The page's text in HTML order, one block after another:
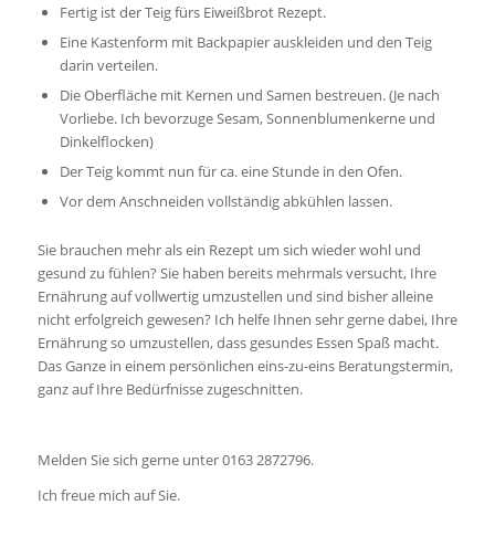
Fertig ist der Teig fürs Eiweißbrot Rezept.
Eine Kastenform mit Backpapier auskleiden und den Teig
darin verteilen.
Die Oberfläche mit Kernen und Samen bestreuen. (Je nach
Vorliebe. Ich bevorzuge Sesam, Sonnenblumenkerne und
Dinkelflocken)
Der Teig kommt nun für ca. eine Stunde in den Ofen.
Vor dem Anschneiden vollständig abkühlen lassen.
Sie brauchen mehr als ein Rezept um sich wieder wohl und
gesund zu fühlen? Sie haben bereits mehrmals versucht, Ihre
Ernährung auf vollwertig umzustellen und sind bisher alleine
nicht erfolgreich gewesen? Ich helfe Ihnen sehr gerne dabei, Ihre
Ernährung so umzustellen, dass gesundes Essen Spaß macht.
Das Ganze in einem persönlichen eins-zu-eins Beratungstermin,
ganz auf Ihre Bedürfnisse zugeschnitten.
Melden Sie sich gerne unter 0163 2872796.
Ich freue mich auf Sie.